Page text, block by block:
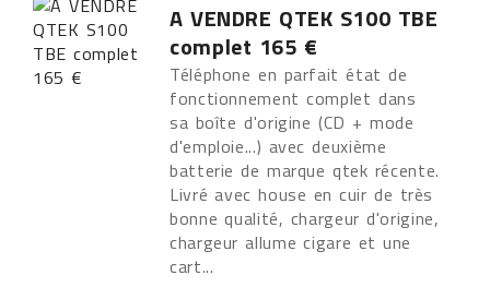
A VENDRE QTEK S100 TBE
complet 165 €
Téléphone en parfait état de
fonctionnement complet dans
sa boîte d'origine (CD + mode
d'emploie...) avec deuxième
batterie de marque qtek récente.
Livré avec house en cuir de très
bonne qualité, chargeur d'origine,
chargeur allume cigare et une
cart...